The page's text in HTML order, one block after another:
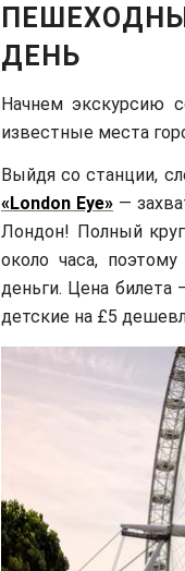
ДЕНЬ
Начнем экскурсию
известные места
Выйдя со станции,
«London Eye» —
Лондон! Полный
около часа,
деньги. Цена билета
детские на £5